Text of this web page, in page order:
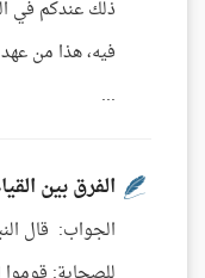
ذلك عندكم في
فيه، هذا من عهد
...
الفرق بين
الجواب: قال